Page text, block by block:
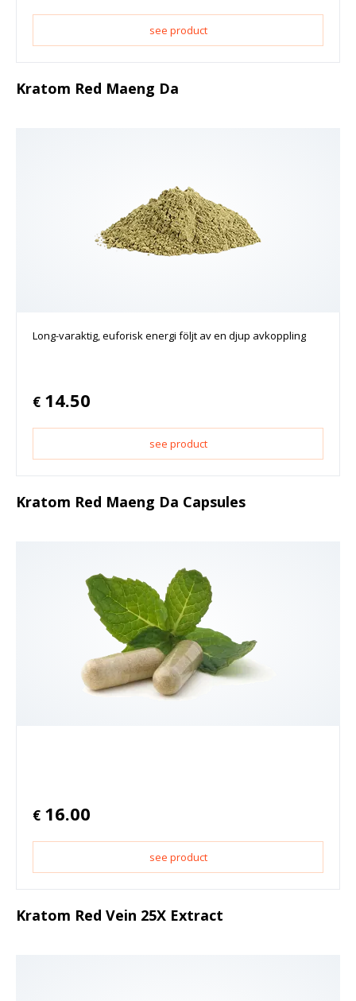
see product
Kratom Red Maeng Da
Long-varaktig, euforisk energi följt av en djup avkoppling
€ 14.50
see product
Kratom Red Maeng Da Capsules
€ 16.00
see product
Kratom Red Vein 25X Extract